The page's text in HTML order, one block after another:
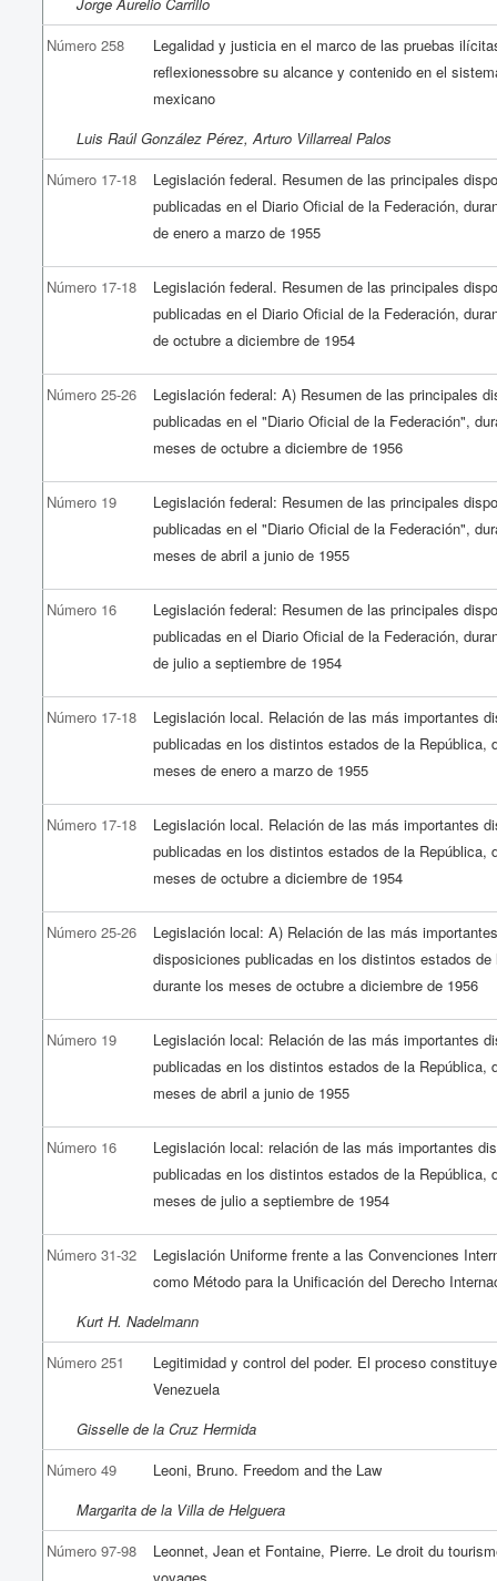
Número 258
Legalidad y justicia en el marco de las pruebas
reflexionessobre su alcance y contenido en el
mexicano
Luis Raúl González Pérez, Arturo Villarreal Palos
Número 17-18
Legislación federal. Resumen de las principales
publicadas en el Diario Oficial de la Federación,
de enero a marzo de 1955
Número 17-18
Legislación federal. Resumen de las principales
publicadas en el Diario Oficial de la Federación,
de octubre a diciembre de 1954
Número 25-26
Legislación federal: A) Resumen de las principales
publicadas en el "Diario Oficial de la Federación",
meses de octubre a diciembre de 1956
Número 19
Legislación federal: Resumen de las principales
publicadas en el "Diario Oficial de la Federación",
meses de abril a junio de 1955
Número 16
Legislación federal: Resumen de las principales
publicadas en el Diario Oficial de la Federación,
de julio a septiembre de 1954
Número 17-18
Legislación local. Relación de las más importantes
publicadas en los distintos estados de la República,
meses de enero a marzo de 1955
Número 17-18
Legislación local. Relación de las más importantes
publicadas en los distintos estados de la República,
meses de octubre a diciembre de 1954
Número 25-26
Legislación local: A) Relación de las más
disposiciones publicadas en los distintos estados de
durante los meses de octubre a diciembre de 1956
Número 19
Legislación local: Relación de las más importantes
publicadas en los distintos estados de la República,
meses de abril a junio de 1955
Número 16
Legislación local: relación de las más importantes
publicadas en los distintos estados de la República,
meses de julio a septiembre de 1954
Número 31-32
Legislación Uniforme frente a las Convenciones
como Método para la Unificación del Derecho
Kurt H. Nadelmann
Número 251
Legitimidad y control del poder. El proceso
Venezuela
Gisselle de la Cruz Hermida
Número 49
Leoni, Bruno. Freedom and the Law
Margarita de la Villa de Helguera
Número 97-98
Leonnet, Jean et Fontaine, Pierre. Le droit du